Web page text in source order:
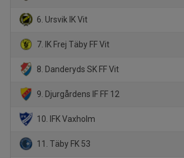
6. Ursvik IK Vit
7. IK Frej Täby FF Vit
8. Danderyds SK FF Vit
9. Djurgårdens IF FF 12
10. IFK Vaxholm
11. Täby FK 53